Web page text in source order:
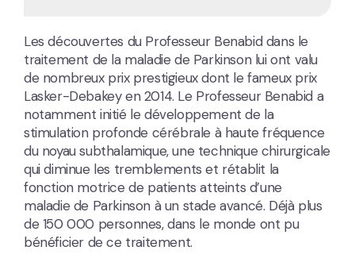
Les découvertes du Professeur Benabid dans le
traitement de la maladie de Parkinson lui ont valu
de nombreux prix prestigieux dont le fameux prix
Lasker-Debakey en 2014. Le Professeur Benabid a
notamment initié le développement de la
stimulation profonde cérébrale à haute fréquence
du noyau subthalamique, une technique chirurgicale
qui diminue les tremblements et rétablit la
fonction motrice de patients atteints d’une
maladie de Parkinson à un stade avancé. Déjà plus
de 150 000 personnes, dans le monde ont pu
bénéficier de ce traitement.